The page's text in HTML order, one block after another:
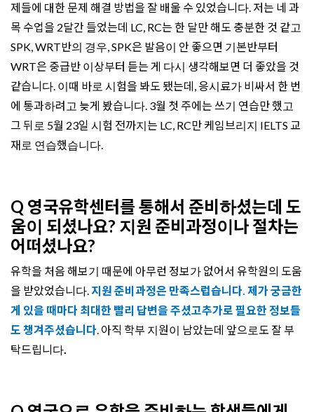
제들에 대한 문제 해결 방법을 잘 배울 수 있었습니다. 저는 네 과
목 수업을 2달간 들었는데 LC, RC는 한 달만 해도 충분한 것 같고
SPK, WRT반의 경우, SPK은 발음이 안 좋으면 기본반부터
WRT은 중급반 이상부터 듣는 게 다시 생각해보면 더 좋았을 것
같습니다. 이때 바로 시험을 봐도 됐는데, 응시료가 비싸서 한 번
에 통과하려고 늦게 봤습니다. 3월 첫 주에는 쓰기 연습만 했고
그 뒤로 5월 23일 시험 전까지는 LC, RC만 케임브리지 IELTS 교
재로 연습했습니다.
Q 영국유학센터를 통해서 준비하셨는데 도
움이 되셨나요? 지원 준비과정이나 절차는
어떠셨나요?
유학을 처음 해보기 때문에 아무런 정보가 없어서 유학원의 도움
을 받았었습니다.지원 준비과정은 만족스럽습니다. 제가 궁금한
게 있을 때마다 최대한 빨리 답변을 주셨고추가로 필요한 정보들
도 챙겨주셨습니다. 아직 학부 지원이 남았는데 앞으로도 잘 부
탁드립니다.